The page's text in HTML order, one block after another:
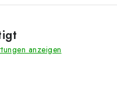
anzeigen